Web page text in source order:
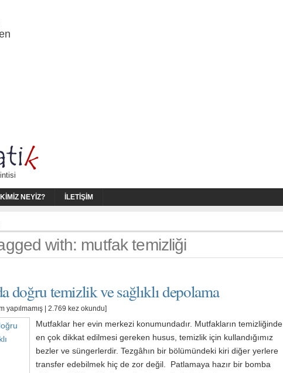
KIMIZ NEYIZ? İLETIŞIM
with: mutfak temizliği
doğru temizlik ve sağlıklı depolama
yapılmamış | 2.769 kez okundu]
Mutfaklar her evin merkezi konumundadır. Mutfakların temizliğinde
en çok dikkat edilmesi gereken husus, temizlik için kullandığımız
bezler ve süngerlerdir. Tezgâhın bir bölümündeki kiri diğer yerlere
transfer edebilmek hiç de zor değil. Patlamaya hazır bir bomba